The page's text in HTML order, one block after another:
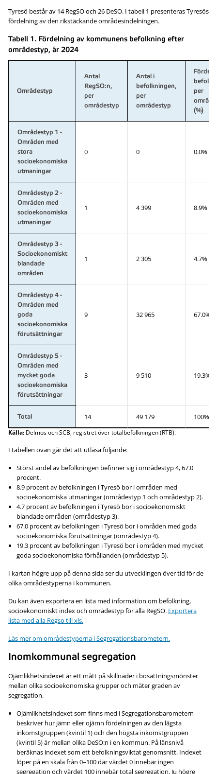
Tyresö består av 14 RegSO och 26 DeSO. I tabell 1 presenteras Tyresös
fördelning av den rikstäckande områdesindelningen.
Tabell 1. Fördelning av kommunens befolkning efter
områdestyp, år 2024
Områdestyp
Antal
RegSO:n,
per
områdestyp
Antal i
befolkningen,
per
områdestyp
per
(%)
Områdestyp 1 -
Områden med
stora
socioekonomiska
utmaningar
0 0 0.0%
Områdestyp 2 -
Områden med
socioekonomiska
utmaningar
1 4 399 8.9%
Områdestyp 3 -
Socioekonomiskt
blandade
områden
1 2 305 4.7%
Områdestyp 4 -
Områden med
goda
socioekonomiska
förutsättningar
9 32 965 67.0%
Områdestyp 5 -
Områden med
mycket goda
socioekonomiska
förutsättningar
3 9 510 19.3%
Total 14 49 179 100%
Källa:Delmos och SCB, registret över totalbefolkningen (RTB).
I tabellen ovan går det att utläsa följande:
Störst andel av befolkningen befinner sig i områdestyp 4, 67.0
procent.
8.9 procent av befolkningen i Tyresö bor i områden med
socioekonomiska utmaningar (områdestyp 1 och områdestyp 2).
4.7 procent av befolkningen i Tyresö bor i socioekonomiskt
blandade områden (områdestyp 3).
67.0 procent av befolkningen i Tyresö bor i områden med goda
socioekonomiska förutsättningar (områdestyp 4).
19.3 procent av befolkningen i Tyresö bor i områden med mycket
goda socioekonomiska förhållanden (områdestyp 5).
I kartan högre upp på denna sida ser du utvecklingen över tid för de
olika områdestyperna i kommunen.
Du kan även exportera en lista med information om befolkning,
socioekonomiskt index och områdestyp för alla RegSO. Exportera
lista med alla Regso till xls.
Läs mer om områdestyperna i Segregationsbarometern.
Inomkommunal segregation
Ojämlikhetsindexet är ett mått på skillnader i bosättningsmönster
mellan olika socioekonomiska grupper och mäter graden av
segregation.
Ojämlikhetsindexet som finns med i Segregationsbarometern
beskriver hur jämn eller ojämn fördelningen av den lägsta
inkomstgruppen (kvintil 1) och den högsta inkomstgruppen
(kvintil 5) är mellan olika DeSO:n i en kommun. På länsnivå
beräknas indexet som ett befolkningsviktat genomsnitt. Indexet
löper på en skala från 0–100 där värdet 0 innebär ingen
segregation och värdet 100 innebär total segregation. Ju högre